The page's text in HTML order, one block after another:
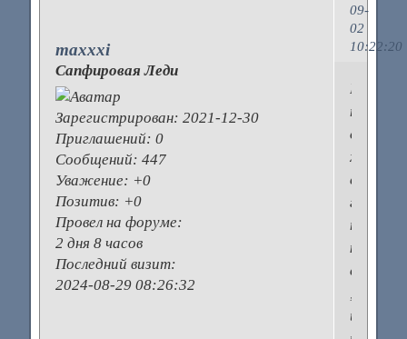
09-
02
10:22:20
maxxxi
Сапфировая Леди
Зарегистрирован: 2021-12-30
Приглашений: 0
Сообщений: 447
Уважение: +0
Позитив: +0
Провел на форуме:
2 дня 8 часов
Последний визит:
2024-08-29 08:26:32
Могу
один
сайт,
где